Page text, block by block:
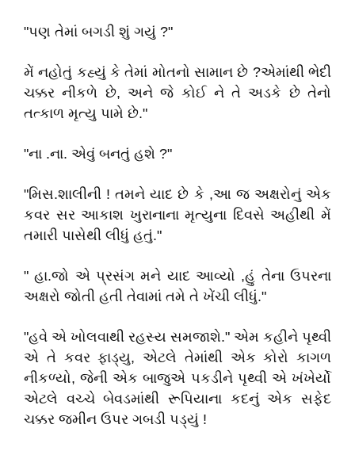
"પણ તેમાં બગડી શું ગયું ?"
મેં નહોતું કહ્યું કે તેમાં મોતનો સામાન છે ?એમાંથી ભેદી
ચક્કર નીકળે છે, અને જે કોઈ ને તે અડકે છે તેનો
તત્કાળ મૃત્યુ પામે છે."
"ના .ના. એવું બનતું હશે ?"
"મિસ.શાલીની ! તમને યાદ છે કે ,આ જ અક્ષરોનું એક
કવર સર આકાશ ખુરાનાના મૃત્યુના દિવસે અહીંથી મેં
તમારી પાસેથી લીધું હતું."
" હા.જો એ પ્રસંગ મને યાદ આવ્યો ,હું તેના ઉપરના
અક્ષરો જોતી હતી તેવામાં તમે તે ખેંચી લીધું."
"હવે એ ખોલવાથી રહસ્ય સમજાશે." એમ કહીને પૃથ્વી
એ તે કવર ફાડ્યુ, એટલે તેમાંથી એક કોરો કાગળ
નીકળ્યો, જેની એક બાજુએ પકડીને પૃથ્વી એ ખંખેર્યો
એટલે વચ્ચે બેવડમાંથી રૂપિયાના કદનું એક સફેદ
ચક્કર જમીન ઉપર ગબડી પડ્યું !